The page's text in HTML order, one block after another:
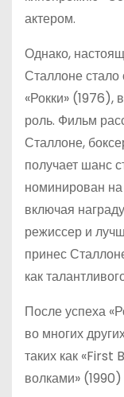
актером.
Однако,
Сталлоне
«Рокки» (1976),
роль. Фильм
Сталлоне,
получает шанс
номинирован на
включая
режиссер и
принес
как
После успеха
во многих
таких как
волками»